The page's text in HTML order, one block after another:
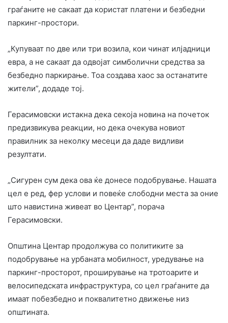
граѓаните не сакаат да користат платени и безбедни
паркинг-простори.
„Купуваат по две или три возила, кои чинат илјадници
евра, а не сакаат да одвојат симболични средства за
безбедно паркирање. Тоа создава хаос за останатите
жители”, додаде тој.
Герасимовски истакна дека секоја новина на почеток
предизвикува реакции, но дека очекува новиот
правилник за неколку месеци да даде видливи
резултати.
„Сигурен сум дека ова ќе донесе подобрување. Нашата
цел е ред, фер услови и повеќе слободни места за оние
што навистина живеат во Центар”, порача
Герасимовски.
Општина Центар продолжува со политиките за
подобрување на урбаната мобилност, уредување на
паркинг-просторот, проширување на тротоарите и
велосипедската инфраструктура, со цел граѓаните да
имаат побезбедно и поквалитетно движење низ
општината.